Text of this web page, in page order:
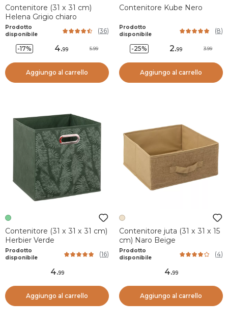
Contenitore (31 x 31 cm)
Helena Grigio chiaro
Prodotto
disponibile
(36)
-17% 4.99 5.99
Aggiungo al carrello
Contenitore Kube Nero
Prodotto
disponibile
(8)
-25% 2.99 3.99
Aggiungo al carrello
Contenitore (31 x 31 x 31 cm)
Herbier Verde
Prodotto
disponibile
(16)
4.99
Aggiungo al carrello
Contenitore juta (31 x 31 x 15
cm) Naro Beige
Prodotto
disponibile
(4)
4.99
Aggiungo al carrello